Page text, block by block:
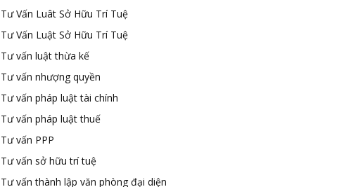
Tư Vấn Luât Sở Hữu Trí Tuệ
Tư Vấn Luật Sở Hữu Trí Tuệ
Tư vấn luật thừa kế
Tư vấn nhượng quyền
Tư vấn pháp luật tài chính
Tư vấn pháp luật thuế
Tư vấn PPP
Tư vấn sở hữu trí tuệ
Tư vấn thành lập văn phòng đại diện